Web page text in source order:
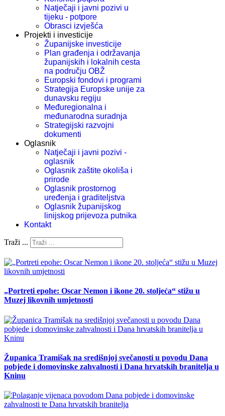
Natječaji i javni pozivi u
tijeku - potpore
Obrasci izvješća
Projekti i investicije
Županijske investicije
Plan građenja i održavanja
županijskih i lokalnih cesta
na području OBŽ
Europski fondovi i programi
Strategija Europske unije za
dunavsku regiju
Međuregionalna i
međunarodna suradnja
Strategijski razvojni
dokumenti
Oglasnik
Natječaji i javni pozivi -
oglasnik
Oglasnik zaštite okoliša i
prirode
Oglasnik prostornog
uređenja i graditeljstva
Oglasnik županijskog
linijskog prijevoza putnika
Kontakt
Traži ...
„Portreti epohe: Oscar Nemon i ikone 20. stoljeća“ stižu u
Muzej likovnih umjetnosti
Županica Tramišak na središnjoj svečanosti u povodu Dana
pobjede i domovinske zahvalnosti i Dana hrvatskih branitelja u
Kninu